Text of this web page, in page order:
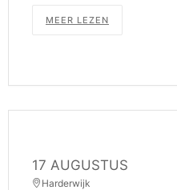
MEER LEZEN
17 AUGUSTUS
Harderwijk